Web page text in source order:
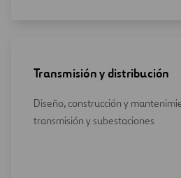
Transmisión y distribución
Diseño, construcción y
transmisión y subestaciones